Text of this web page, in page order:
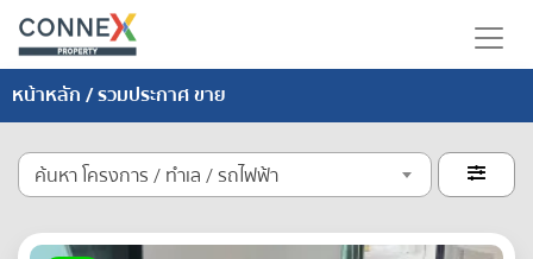
หน้าหลัก/ รวมประกาศ ขาย
ค้นหา โครงการ / ทำเล / รถไฟฟ้า 